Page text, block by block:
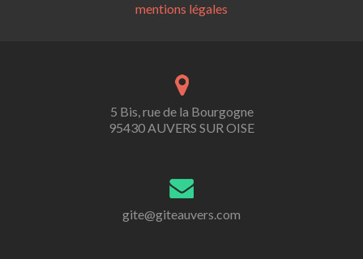
mentions légales
5 Bis, rue de la Bourgogne
95430 AUVERS SUR OISE
gite@giteauvers.com